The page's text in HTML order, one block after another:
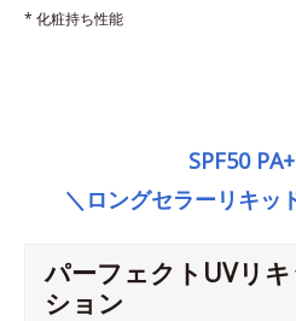
* 化粧持ち性能
SPF50
＼ロングセラーリキッ
パーフェクトUVリ
ション